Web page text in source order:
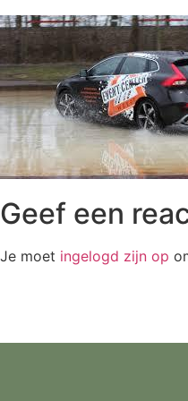
Geef een
Je moet ingelogd zijn op